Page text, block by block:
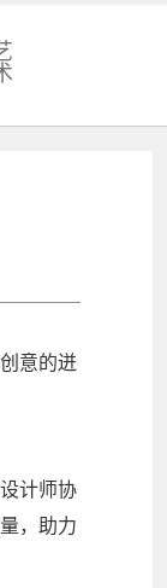
意的迸
计师协
，助力